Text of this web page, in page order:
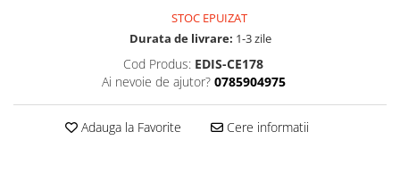
STOC EPUIZAT
Durata de livrare: 1-3 zile
Cod Produs: EDIS-CE178
Ai nevoie de ajutor? 0785904975
Adauga la Favorite Cere informatii